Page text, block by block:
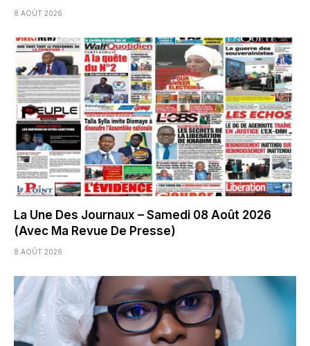
8 AOÛT 2026
La Une Des Journaux – Samedi 08 Août 2026
(Avec Ma Revue De Presse)
8 AOÛT 2026